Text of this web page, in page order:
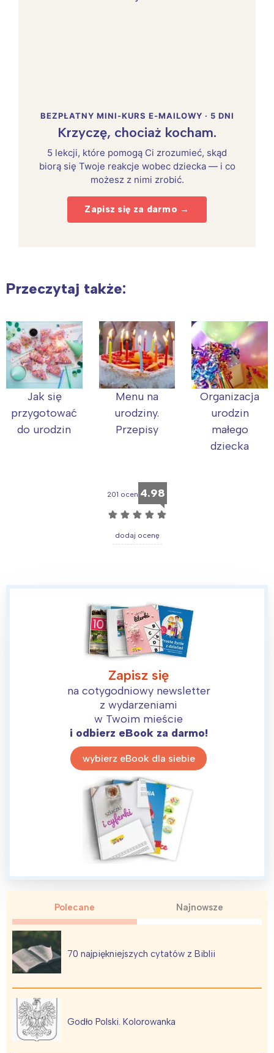
BEZPŁATNY MINI-KURS E-MAILOWY · 5 DNI
Krzyczę, chociaż kocham.
5 lekcji, które pomogą Ci zrozumieć, skąd
biorą się Twoje reakcje wobec dziecka — i co
możesz z nimi zrobić.
Zapisz się za darmo →
Przeczytaj także:
Jak się
przygotować
do urodzin
Menu na
urodziny.
Przepisy
Organizacja
urodzin
małego
dziecka
201 ocen 4.98
☆ ☆ ☆ ☆ ☆
dodaj ocenę
Zapisz się
na cotygodniowy newsletter
z wydarzeniami
w Twoim mieście
i odbierz eBook za darmo!
wybierz eBook dla siebie
Polecane Najnowsze
70 najpiękniejszych cytatów z Biblii
Godło Polski. Kolorowanka
Interesują mnie wydarzenia z
tego regionu:
Warszawa
Łódź
Trójmiasto
Śląsk
Kraków
Południe
Wybieram